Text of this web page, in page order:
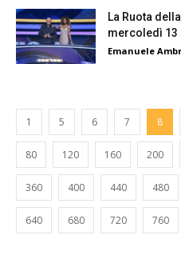
La Ruota
mercoledì 13
Emanuele
1 5 6 7 8
80 120 160 200
360 400 440 480
640 680 720 760